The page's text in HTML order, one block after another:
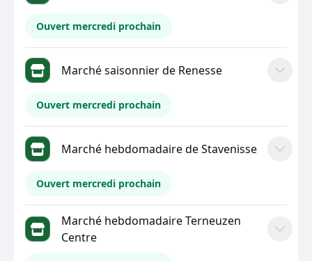
Ouvert mercredi prochain
Marché saisonnier de Renesse
Ouvert mercredi prochain
Marché hebdomadaire de Stavenisse
Ouvert mercredi prochain
Marché hebdomadaire Terneuzen
Centre